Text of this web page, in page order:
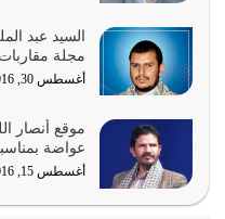
أبرز أسباب الشقاء هو
المتمثل في القرآن الكريم
يوليو 31, 2026
أولياء الشيطان كلما
أكثر ضعفاً
يوليو 30, 2026
السيد عبد
مجلة
أغسطس 30, 2016
موقع أنصار
عواضة
أغسطس 15, 2016